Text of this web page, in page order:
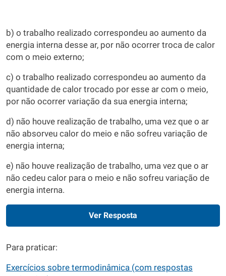
b) o trabalho realizado correspondeu ao aumento da
energia interna desse ar, por não ocorrer troca de calor
com o meio externo;
c) o trabalho realizado correspondeu ao aumento da
quantidade de calor trocado por esse ar com o meio,
por não ocorrer variação da sua energia interna;
d) não houve realização de trabalho, uma vez que o ar
não absorveu calor do meio e não sofreu variação de
energia interna;
e) não houve realização de trabalho, uma vez que o ar
não cedeu calor para o meio e não sofreu variação de
energia interna.
Ver Resposta
Para praticar:
Exercícios sobre termodinâmica (com respostas